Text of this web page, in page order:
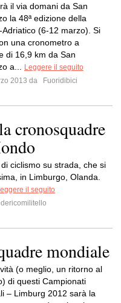
il via domani da San
la 48ª edizione della
Adriatico (6-12 marzo). Si
una cronometro a
di 16,9 km da San
a...
Leggere il seguito
2013 da
Fuoridibici
cronosquadre
ciclismo su strada, che si
in Limburgo, Olanda.
il seguito
mondiale
(o meglio, un ritorno al
di questi Campionati
– Limburg 2012 sarà la